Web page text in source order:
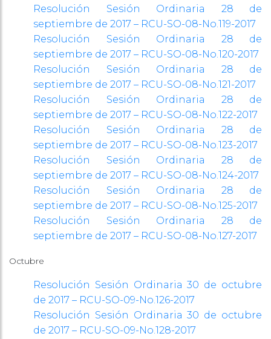
Resolución Sesión Ordinaria 28 de
septiembre de 2017 – RCU-SO-08-No.119-2017
Resolución Sesión Ordinaria 28 de
septiembre de 2017 – RCU-SO-08-No.120-2017
Resolución Sesión Ordinaria 28 de
septiembre de 2017 – RCU-SO-08-No.121-2017
Resolución Sesión Ordinaria 28 de
septiembre de 2017 – RCU-SO-08-No.122-2017
Resolución Sesión Ordinaria 28 de
septiembre de 2017 – RCU-SO-08-No.123-2017
Resolución Sesión Ordinaria 28 de
septiembre de 2017 – RCU-SO-08-No.124-2017
Resolución Sesión Ordinaria 28 de
septiembre de 2017 – RCU-SO-08-No.125-2017
Resolución Sesión Ordinaria 28 de
septiembre de 2017 – RCU-SO-08-No.127-2017
Octubre
Resolución Sesión Ordinaria 30 de octubre
de 2017 – RCU-SO-09-No.126-2017
Resolución Sesión Ordinaria 30 de octubre
de 2017 – RCU-SO-09-No.128-2017